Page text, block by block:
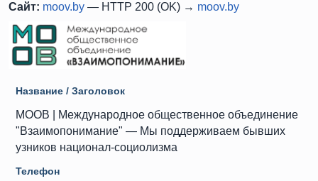
Сайт: moov.by — HTTP 200 (OK) → moov.by
Название / Заголовок
МООВ | Международное общественное объединение
"Взаимопонимание" — Мы поддерживаем бывших
узников национал-социолизма
Телефон